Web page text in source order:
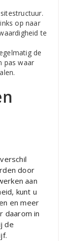
op naar
te
de
pas waar
door
aan
kunt u
en meer
daarom in
de